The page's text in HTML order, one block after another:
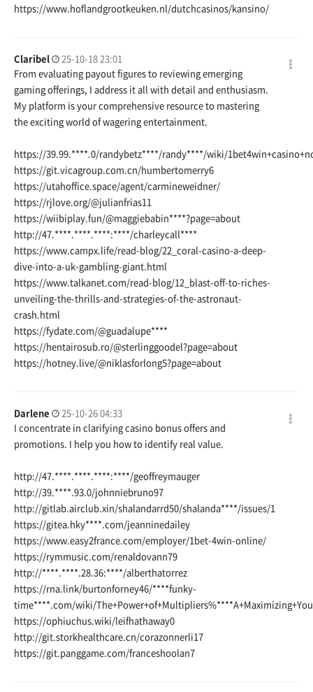
https://www.hoflandgrootkeuken.nl/dutchcasinos/kansino/
Claribel
25-10-18 23:01
From evaluating payout figures to reviewing emerging
gaming offerings, I address it all with detail and enthusiasm.
My platform is your comprehensive resource to mastering
the exciting world of wagering entertainment.
https://39.99. ****.0/randybetz****/randy****/wiki/
https://git.vicagroup.com.cn/humbertomerry6
https://utahoffice.space/agent/carmineweidner/
https://rjlove.org/@julianfrias11
https://wiibiplay.fun/@maggiebabin****?page=about
http://47.****.****.****:****/charleycall****
https://www.campx.life/read-blog/22_coral-casino-a-deep-
dive-into-a-uk-gambling-giant.html
https://www.talkanet.com/read-blog/12_blast-off-to-riches-
unveiling-the-thrills-and-strategies-of-the-astronaut-
crash.html
https://fydate.com/@guadalupe****
https://hentairosub.ro/@sterlinggoodel?page=about
https://hotney.live/@niklasforlong5?page=about
Darlene
25-10-26 04:33
I concentrate in clarifying casino bonus offers and
promotions. I help you how to identify real value.
http://47.****.****.****:****/geoffreymauger
http://39.****.93.0/johnniebruno97
http://gitlab.airclub.xin/shalandarrd50/shalanda****/issues/1
https://gitea.hky****.com/jeanninedailey
https://www.easy2france.com/employer/1bet-4win-online/
https://rymmusic.com/renaldovann79
http://****.****.28.36:****/alberthatorrez
https://rna.link/burtonforney46/****funky-
time****.com/wiki/
https://ophiuchus.wiki/leifhathaway0
http://git.storkhealthcare.cn/corazonnerli17
https://git.panggame.com/franceshoolan7